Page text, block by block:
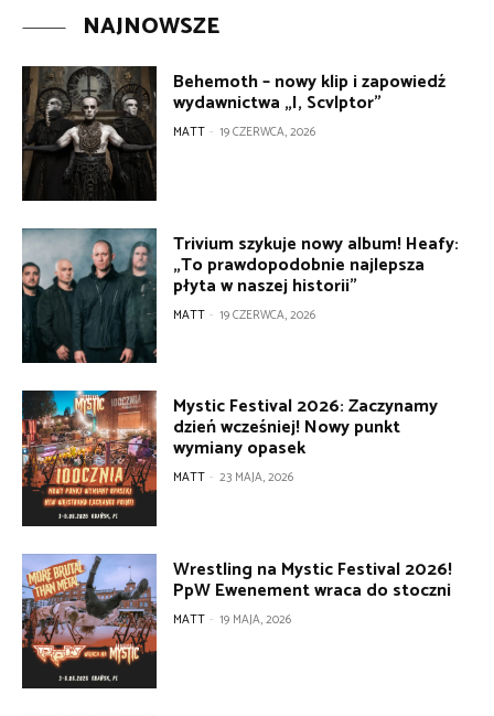
NAJNOWSZE
Behemoth – nowy klip i zapowiedź
wydawnictwa „I, Scvlptor”
MATT - 19 CZERWCA, 2026
Trivium szykuje nowy album! Heafy:
„To prawdopodobnie najlepsza
płyta w naszej historii”
MATT - 19 CZERWCA, 2026
Mystic Festival 2026: Zaczynamy
dzień wcześniej! Nowy punkt
wymiany opasek
MATT - 23 MAJA, 2026
Wrestling na Mystic Festival 2026!
PpW Ewenement wraca do stoczni
MATT - 19 MAJA, 2026